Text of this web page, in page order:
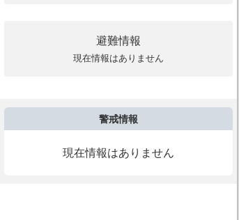
避難情報
現在情報はありません
警戒情報
現在情報はありません